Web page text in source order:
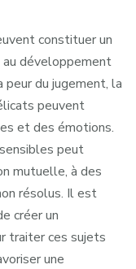
constituer un
au développement
peur du jugement, la
peuvent
et des émotions.
peut
mutuelle, à des
résolus. Il est
créer un
traiter ces sujets
une